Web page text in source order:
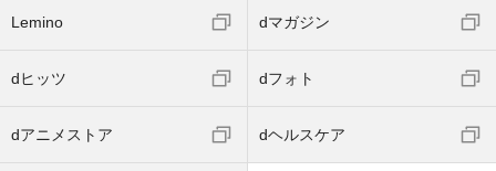
Lemino dマガジン
dヒッツ dフォト
dアニメストア dヘルスケア